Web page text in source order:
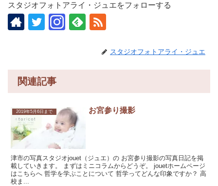
スタジオフォトアライ・ジュエをフォローする
スタジオフォトアライ・ジュエ
関連記事
2019年5月6日まで お宮参り撮影
津市の写真スタジオjouet（ジュエ）の お宮参り撮影の写真日記を掲
載していきます。 まずはミニコラムからどうぞ。 jouetホームページ
はこちらへ 哲学を学ぶことについて 哲学ってどんな印象ですか？ 高
校ま...